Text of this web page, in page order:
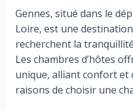
Gennes, situé dans le
Loire, est une
recherchent la
Les chambres d’hôtes
unique, alliant confort et
raisons de choisir une